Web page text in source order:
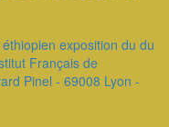
exposition du du
Français de
Pinel - 69008 Lyon -